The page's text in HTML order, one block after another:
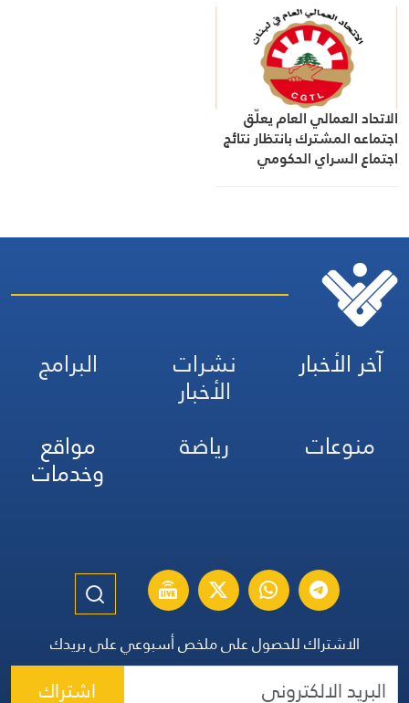
الاتحاد العمالي العام يعلّق
اجتماعه المشترك بانتظار نتائج
اجتماع السراي الحكومي
آخر الأخبار نشرات
الأخبار
البرامج
منوعات
رياضة مواقع
وخدمات
الاشتراك للحصول على ملخص أسبوعي على بريدك
اشتراك